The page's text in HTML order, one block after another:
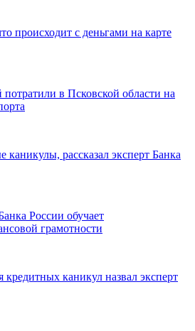
происходит с деньгами на карте
в Псковской области на
рассказал эксперт Банка
России обучает
грамотности
каникул назвал эксперт